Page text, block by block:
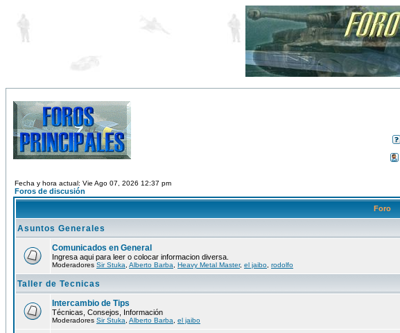
Fecha y hora actual: Vie Ago 07, 2026 12:37 pm
Foros de discusión
Foro
Asuntos Generales
Comunicados en General
Ingresa aqui para leer o colocar informacion diversa.
Moderadores Sir Stuka Alberto Barba Heavy Metal Master, el jaibo rodolfo
Taller de Tecnicas
Intercambio de Tips
Técnicas, Consejos, Información
Moderadores Sir Stuka Alberto Barba el jaibo